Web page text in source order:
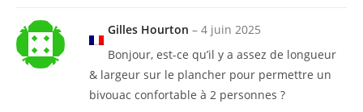
Gilles Hourton – 4 juin 2025
Bonjour, est-ce qu’il y a assez de longueur
& largeur sur le plancher pour permettre un
bivouac confortable à 2 personnes ?